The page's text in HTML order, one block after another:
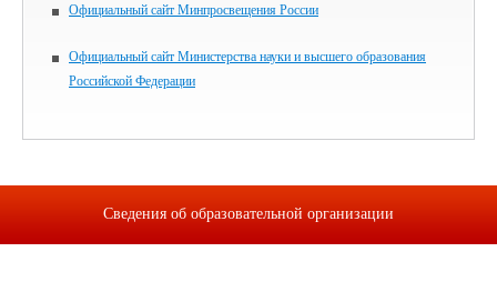
Официальный сайт Минпросвещения России
Официальный сайт Министерства науки и высшего образования
Российской Федерации
Сведения об образовательной организации